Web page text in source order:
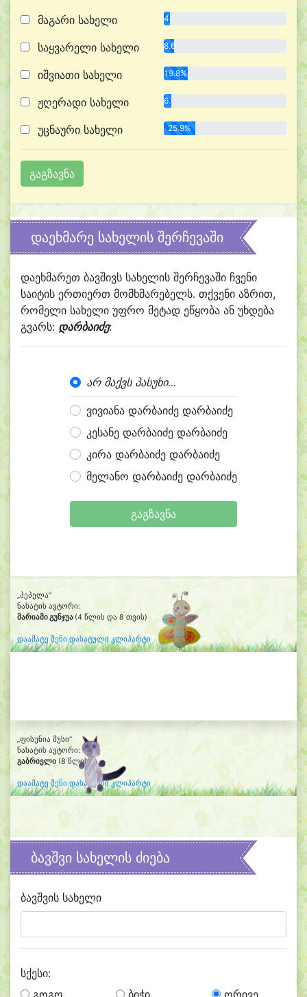
მაგარი სახელი 4.9%
საყვარელი სახელი 8.6%
იშვიათი სახელი 19.8%
ჟღერადი სახელი 6.2%
უცნაური სახელი 25.9%
დაეხმარე სახელის შერჩევაში
დაეხმარეთ ბავშივს სახელის შერჩევაში ჩვენი
საიტის ერთიერთ მომხმარებელს. თქვენი აზრით,
რომელი სახელი უფრო მეტად ეწყობა ან უხდება
გვარს: დარბაიძე:
არ მაქვს პასუხი...
ვივიანა დარბაიძე დარბაიძე
კესანე დარბაიძე დარბაიძე
კირა დარბაიძე დარბაიძე
მელანო დარბაიძე დარბაიძე
გაგზავნა
„პეპელა“
ნახატის ავტორი:
მარიამი გუნჯუა (4 წლის და 8 თვის)
დაამატე შენი დახატული კლიპარტი
„ფისუნია მუსი“
ნახატის ავტორი:
გაბრიელი (8 წლის)
დაამატე შენი დახატული კლიპარტი
ბავშვი სახელის ძიება
ბავშვის სახელი
სქესი:
გოგო
ბიჭი ორივე